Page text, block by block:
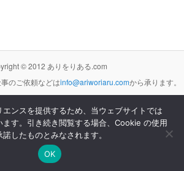
© 2012 ありをりある.com
のご依頼などはinfo@ariworiaru.comから承ります。
ティブ・コモンズ 表示 - 非営利 - 改変禁止 3.0 非移植 ライセンス
の下に提供します。
powered by WordPress
エンスを提供するため、当ウェブサイトでは
す。引き続き閲覧する場合、Cookie の使用
諾したものとみなされます。
OK